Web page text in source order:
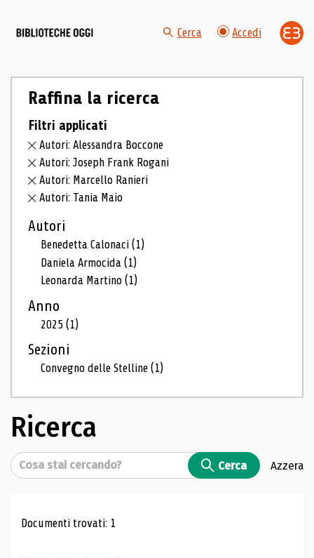
Cerca Accedi
Raffina la ricerca
Filtri applicati
Autori: Alessandra Boccone
Autori: Joseph Frank Rogani
Autori: Marcello Ranieri
Autori: Tania Maio
Autori
Benedetta Calonaci(1)
Daniela Armocida(1)
Leonarda Martino(1)
Anno
2025(1)
Sezioni
Convegno delle Stelline(1)
Ricerca
Cerca Cerca Azzera
Risultati di ricerca
Documenti trovati: 1